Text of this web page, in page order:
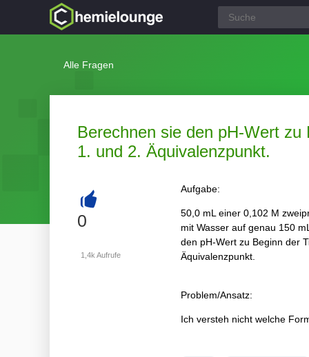
Alle Fragen
Berechnen sie den pH-Wert
1. und 2. Äquivalenzpunkt.
+
0
1,4k Aufrufe
Aufgabe:
50,0 mL einer 0,102 M
mit Wasser auf genau 150
den pH-Wert zu Beginn der
Äquivalenzpunkt.
Problem/Ansatz:
Ich versteh nicht welche